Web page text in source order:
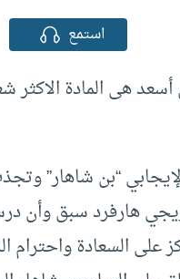
استمع
هى المادة الاكثر
كما أن 20% من خريجي
على السعادة واحترام